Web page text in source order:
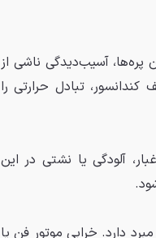
پره‌ها، آسیب‌دیدگی ناشی از
تبادل حرارتی را
آلودگی یا نشتی در این
دارد. خرابی موتور فن یا